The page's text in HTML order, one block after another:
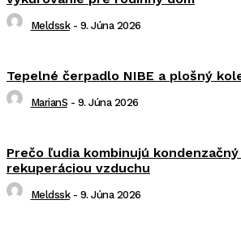
Meldssk - 9. Júna 2026
Tepelné čerpadlo NIBE a plošný
MarianS - 9. Júna 2026
Prečo ľudia kombinujú
rekuperáciou vzduchu
Meldssk - 9. Júna 2026